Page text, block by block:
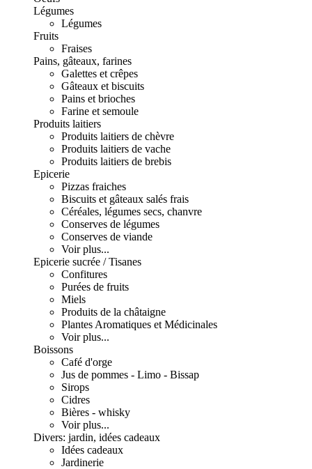
Légumes
Légumes
Fruits
Fraises
Pains, gâteaux, farines
Galettes et crêpes
Gâteaux et biscuits
Pains et brioches
Farine et semoule
Produits laitiers
Produits laitiers de chèvre
Produits laitiers de vache
Produits laitiers de brebis
Epicerie
Pizzas fraiches
Biscuits et gâteaux salés frais
Céréales, légumes secs, chanvre
Conserves de légumes
Conserves de viande
Voir plus...
Epicerie sucrée / Tisanes
Confitures
Purées de fruits
Miels
Produits de la châtaigne
Plantes Aromatiques et Médicinales
Voir plus...
Boissons
Café d'orge
Jus de pommes - Limo - Bissap
Sirops
Cidres
Bières - whisky
Voir plus...
Divers: jardin, idées cadeaux
Idées cadeaux
Jardinerie